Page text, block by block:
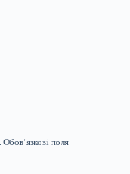
Обов’язкові поля